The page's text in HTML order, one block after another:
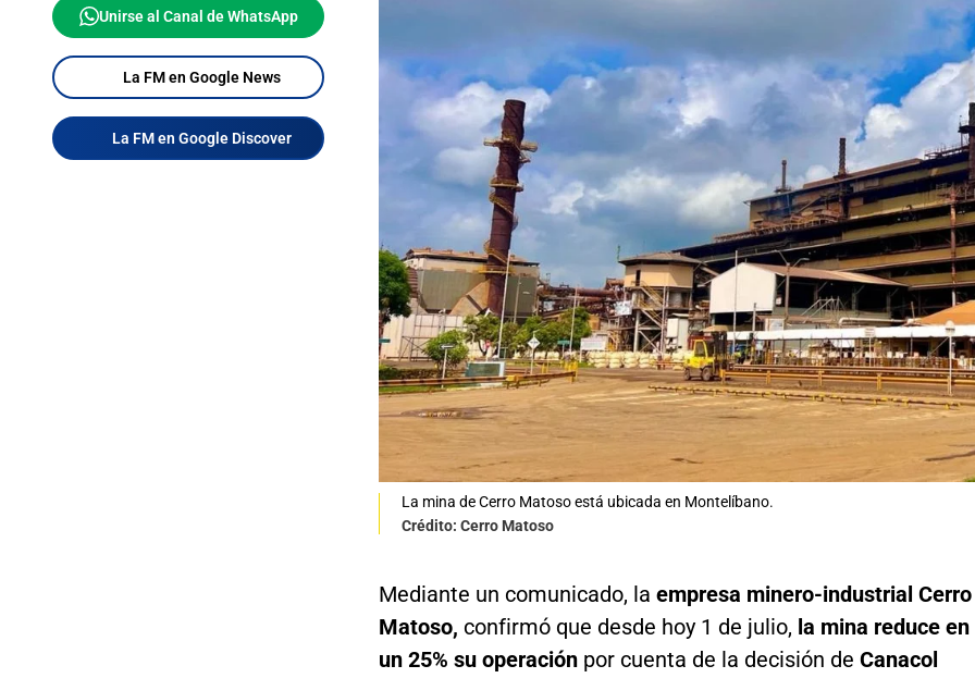
Unirse al Canal de WhatsApp
La FM en Google News
La FM en Google Discover
La mina de Cerro Matoso está ubicada en Montelíbano.
Crédito: Cerro Matoso
Mediante un comunicado, la empresa minero-industrial Cerro
Matoso, confirmó que desde hoy 1 de julio, la mina reduce en
un 25% su operación por cuenta de la decisión de Canacol